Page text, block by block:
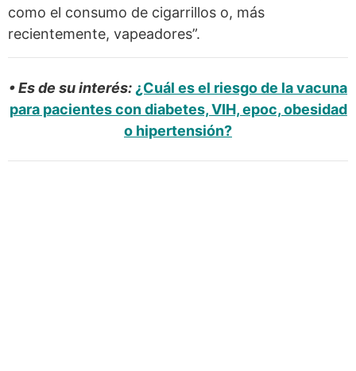
como el consumo de cigarrillos o, más
recientemente, vapeadores”.
• Es de su interés: ¿Cuál es el riesgo de la vacuna
para pacientes con diabetes, VIH, epoc, obesidad
o hipertensión?